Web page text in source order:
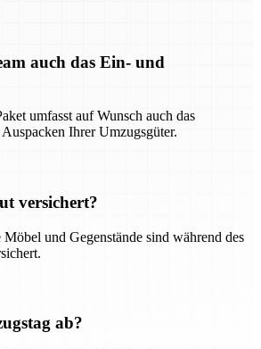
auch das Ein- und
umfasst auf Wunsch auch das
Ihrer Umzugsgüter.
versichert?
und Gegenstände sind während des
ab?